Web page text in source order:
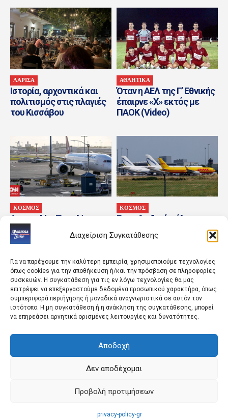
Διαχείριση Συγκατάθεσης
Για να παρέχουμε την καλύτερη εμπειρία, χρησιμοποιούμε τεχνολογίες
όπως cookies για την αποθήκευση ή/και την πρόσβαση σε πληροφορίες
συσκευών. Η συγκατάθεση για τις εν λόγω τεχνολογίες θα μας
επιτρέψει να επεξεργαστούμε δεδομένα προσωπικού χαρακτήρα, όπως
συμπεριφορά περιήγησης ή μοναδικά αναγνωριστικά σε αυτόν τον
ιστότοπο. Η μη συγκατάθεση ή η ανάκληση της συγκατάθεσης, μπορεί
να επηρεάσει αρνητικά ορισμένες λειτουργίες και δυνατότητες.
Αποδοχή
Δεν αποδέχομαι
Προβολή προτιμήσεων
privacy-policy-gr
ΛΑΡΙΣΑ
Ιστορία, αρχοντικά και
πολιτισμός στις πλαγιές
του Κισσάβου
ΑΘΛΗΤΙΚΑ
Όταν η ΑΕΛ της Γ’ Εθνικής
έπαιρνε «Χ» εκτός με
ΠΑΟΚ (Video)
ΚΟΣΜΟΣ
Αυστραλία: Παραλίγο
σύγκρουση δύο
αεροπλάνων σε διάδρομο
ΚΟΣΜΟΣ
Για «υβριδικό πόλεμο»
προειδοποιεί η Γερμανία
ύστερα από περιστατικό
Απαγόρευση
κυκλοφορίας σε δασικές
λόγω κινδύνου πυρκαγιάς
ΑΘΛΗΤΙΚΑ
Γίνε το επόμενο αστέρι
της ΑΕΛ!